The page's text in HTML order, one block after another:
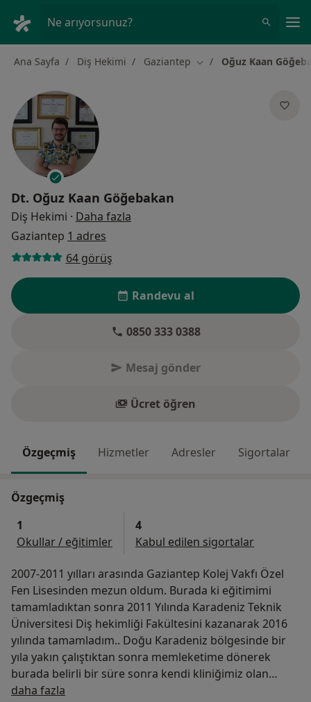
Ne arıyorsunuz?
Ana Sayfa Diş Hekimi Gaziantep Şehir değiştir
Oğuz Kaan
Dt. Oğuz Kaan Göğebakan
Diş Hekimi · Daha fazla
Gaziantep 1 adres
64 görüş
Randevu al
0850 333 0388
Mesaj gönder
Ücret öğren
Özgeçmiş Hizmetler Adresler Sigortalar
Özgeçmiş
1
Okullar / eğitimler
4
Kabul edilen sigortalar
2007-2011 yılları arasında Gaziantep Kolej Vakfı Özel
Fen Lisesinden mezun oldum. Burada ki eğitimimi
tamamladıktan sonra 2011 Yılında Karadeniz Teknik
Üniversitesi Diş hekimliği Fakültesini kazanarak 2016
yılında tamamladım.. Doğu Karadeniz bölgesinde bir
yıla yakın çalıştıktan sonra memleketime dönerek
burada belirli bir süre sonra kendi kliniğimiz olan
Almina Ağız ve Diş Sağlığı Polikliniğini 2017 yılında
daha fazla